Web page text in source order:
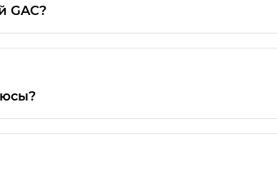
GAC?
по антикоррозийной обработке
никогда не соединён с колёсами